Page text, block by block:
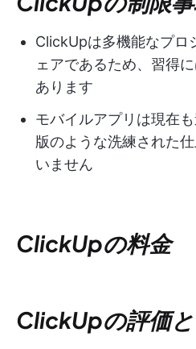
ClickUpは多機能なプロ
ェアであるため、習得
あります
モバイルアプリは現在
版のような洗練された
いません
ClickUpの料金
ClickUpの評価